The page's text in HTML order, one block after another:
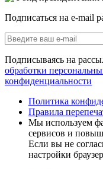
Подписаться на e-mail
Подписываясь на
обработки
конфиденциальности
Политика
Правила
Мы используем
сервисов и
Если вы не
настройки